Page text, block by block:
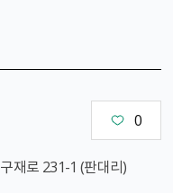
0
재로 231-1 (판대리)